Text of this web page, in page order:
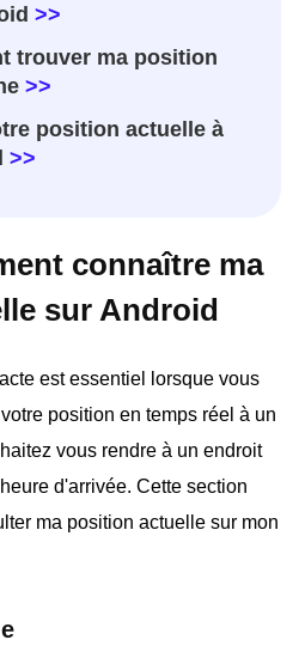
>>
trouver ma position
>>
position actuelle à
>>
connaître ma
sur Android
est essentiel lorsque vous
position en temps réel à un
vous rendre à un endroit
d'arrivée. Cette section
ma position actuelle sur mon